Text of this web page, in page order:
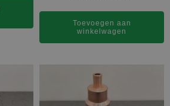
Toevoegen aan
winkelwagen